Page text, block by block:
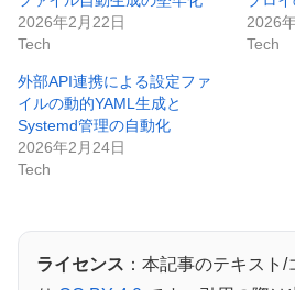
2026年2月22日
Tech
2026
Tech
外部API連携による設定ファ
イルの動的YAML生成と
Systemd管理の自動化
2026年2月24日
Tech
ライセンス ：本記事のテキスト